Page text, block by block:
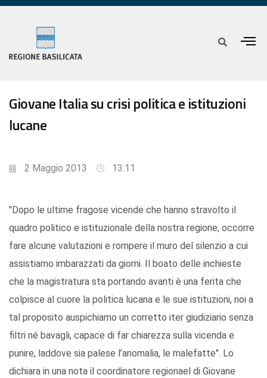
Giovane Italia su crisi politica e istituzioni
lucane
2 Maggio 2013 13:11
"Dopo le ultime fragose vicende che hanno stravolto il
quadro politico e istituzionale della nostra regione, occorre
fare alcune valutazioni e rompere il muro del silenzio a cui
assistiamo imbarazzati da giorni. Il boato delle inchieste
che la magistratura sta portando avanti è una ferita che
colpisce al cuore la politica lucana e le sue istituzioni, noi a
tal proposito auspichiamo un corretto iter giudiziario senza
filtri né bavagli, capace di far chiarezza sulla vicenda e
punire, laddove sia palese l’anomalia, le malefatte". Lo
dichiara in una nota il coordinatore regionael di Giovane